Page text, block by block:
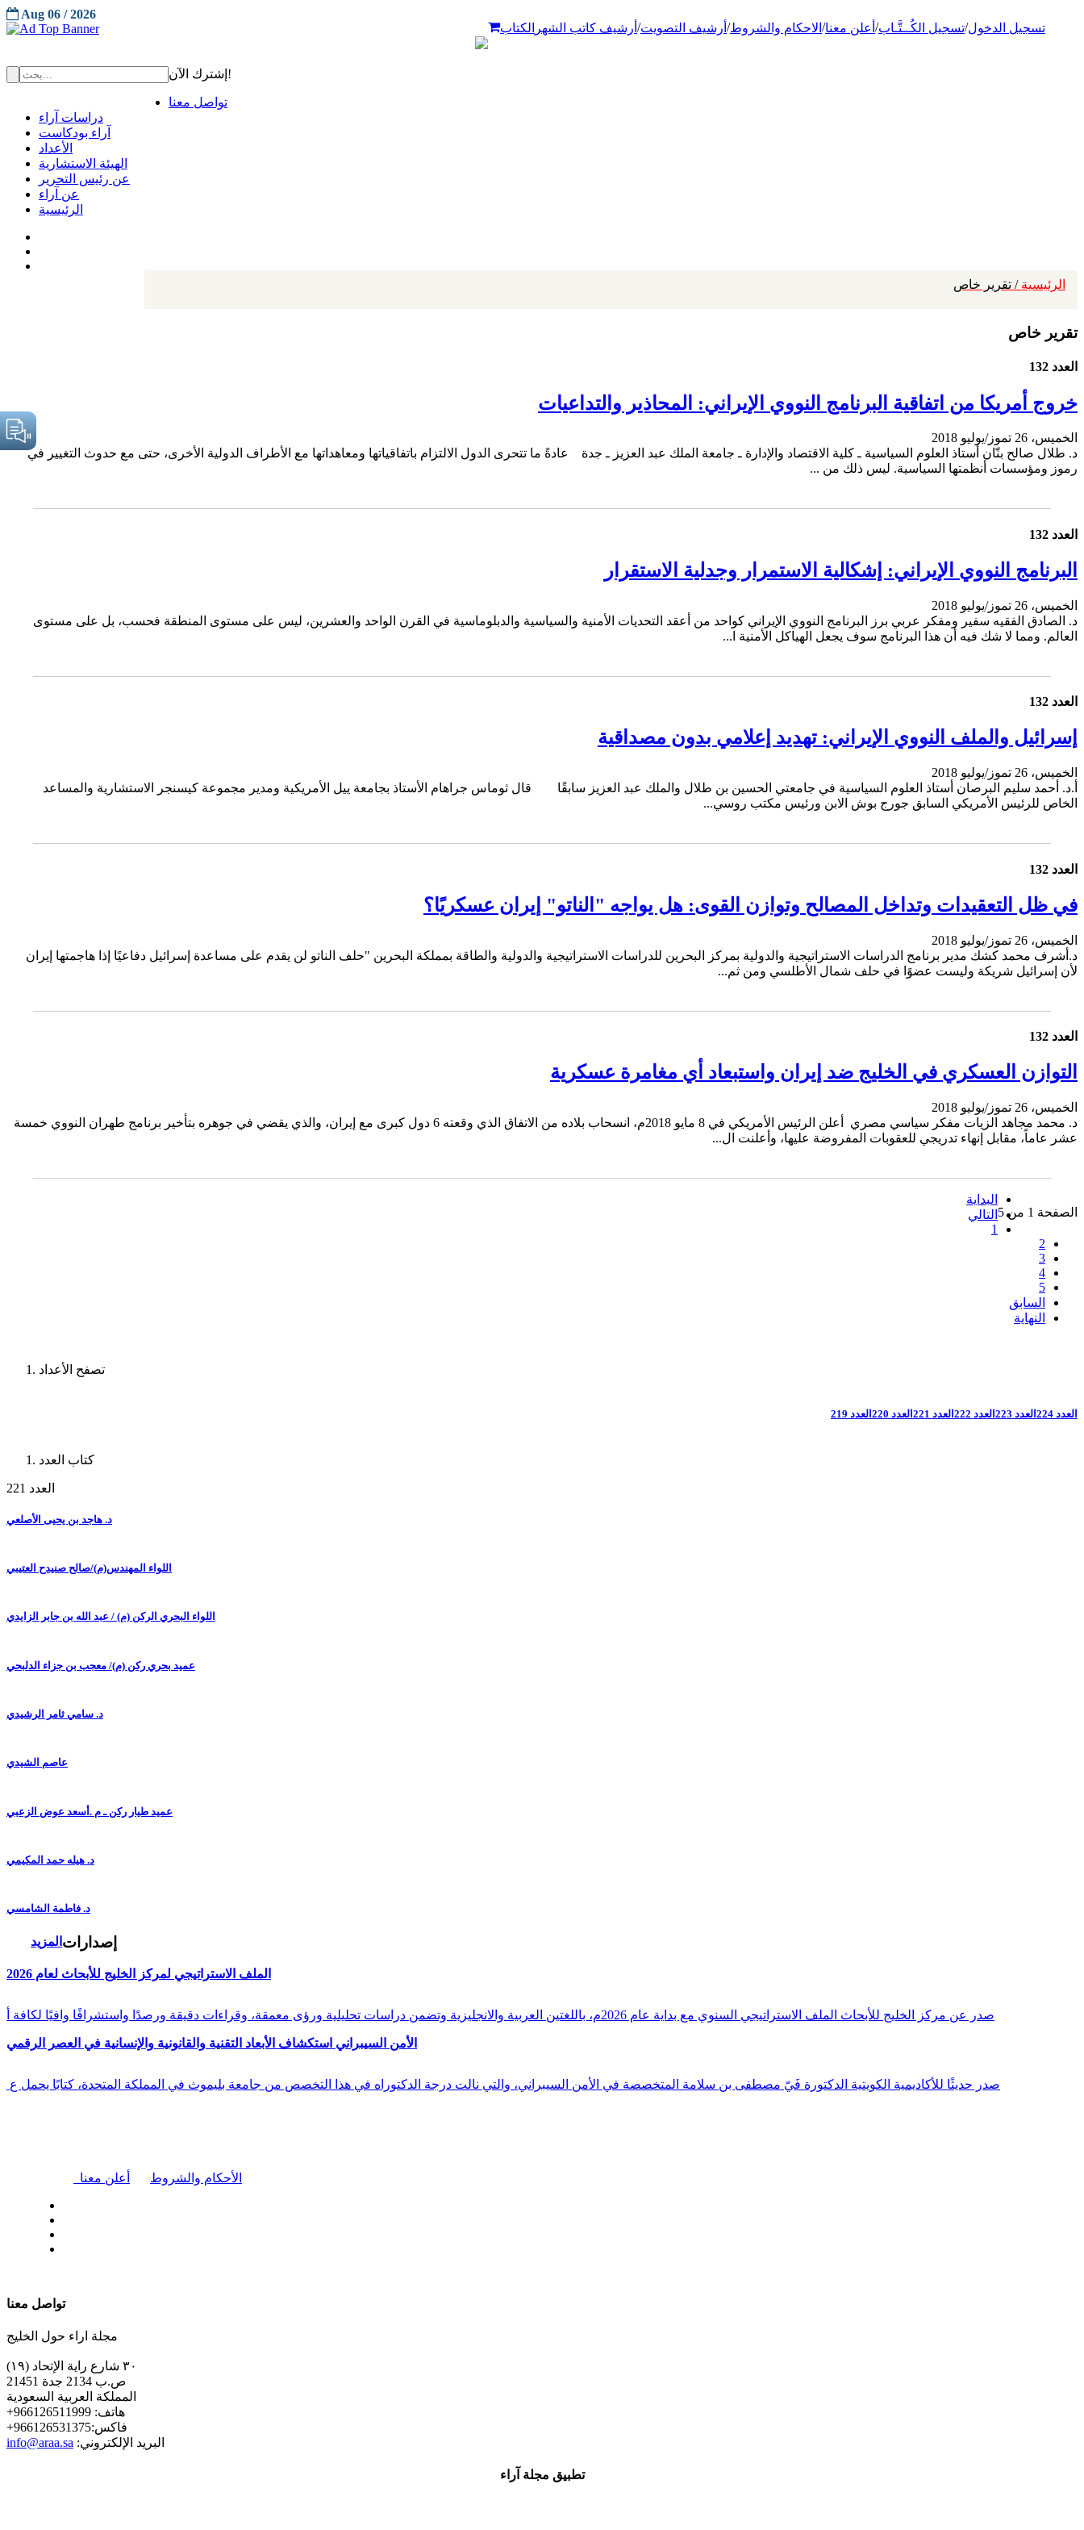
تسجيل الدخول/تسجيل الكُــتَّـاب/ أعلن معنا/ الاحكام والشروط/ أرشيف التصويت/ أرشيف كاتب الشهر الكتاب
Aug 06 / 2026
إشترك الآن!
تواصل معنا
دراسات آراء
آراء بودكاست
الأعداد
الهيئة الاستشارية
عن رئيس التحرير
عن آراء
الرئيسية
الرئيسية / تقرير خاص
تقرير خاص
العدد 132
خروج أمريكا من اتفاقية البرنامج النووي الإيراني: المحاذير والتداعيات
الخميس، 26 تموز/يوليو 2018
د. طلال صالح بنّان أستاذ العلوم السياسية ـ كلية الاقتصاد والإدارة ـ جامعة الملك عبد العزيز ـ جدة عادةً ما تتحرى الدول الالتزام باتفاقياتها ومعاهداتها مع الأطراف الدولية الأخرى، حتى مع حدوث التغيير في
رموز ومؤسسات أنظمتها السياسية. ليس ذلك من ...
العدد 132
البرنامج النووي الإيراني: إشكالية الاستمرار وجدلية الاستقرار
الخميس، 26 تموز/يوليو 2018
د. الصادق الفقيه سفير ومفكر عربي برز البرنامج النووي الإيراني كواحد من أعقد التحديات الأمنية والسياسية والدبلوماسية في القرن الواحد والعشرين، ليس على مستوى المنطقة فحسب، بل على مستوى
العالم. ومما لا شك فيه أن هذا البرنامج سوف يجعل الهياكل الأمنية ا...
العدد 132
إسرائيل والملف النووي الإيراني: تهديد إعلامي بدون مصداقية
الخميس، 26 تموز/يوليو 2018
أ.د. أحمد سليم البرصان أستاذ العلوم السياسية في جامعتي الحسين بن طلال والملك عبد العزيز سابقًا قال ثوماس جراهام الأستاذ بجامعة ييل الأمريكية ومدير مجموعة كيسنجر الاستشارية والمساعد
الخاص للرئيس الأمريكي السابق جورج بوش الابن ورئيس مكتب روسي...
العدد 132
في ظل التعقيدات وتداخل المصالح وتوازن القوى: هل يواجه "الناتو" إيران عسكريًا؟
الخميس، 26 تموز/يوليو 2018
د.أشرف محمد كشك مدير برنامج الدراسات الاستراتيجية والدولية بمركز البحرين للدراسات الاستراتيجية والدولية والطاقة بمملكة البحرين "حلف الناتو لن يقدم على مساعدة إسرائيل دفاعيًا إذا هاجمتها إيران
لأن إسرائيل شريكة وليست عضوًا في حلف شمال الأطلسي ومن ثم...
العدد 132
التوازن العسكري في الخليج ضد إيران واستبعاد أي مغامرة عسكرية
الخميس، 26 تموز/يوليو 2018
د. محمد مجاهد الزيات مفكر سياسي مصري أعلن الرئيس الأمريكي في 8 مايو 2018م، انسحاب بلاده من الاتفاق الذي وقعته 6 دول كبرى مع إيران، والذي يقضي في جوهره بتأخير برنامج طهران النووي خمسة
عشر عاماً، مقابل إنهاء تدريجي للعقوبات المفروضة عليها، وأعلنت ال...
الصفحة 1 من 5
البداية
التالي
1
2
3
4
5
السابق
النهاية
تصفح الأعداد
العدد 224 العدد 223 العدد 222 العدد 221 العدد 220 العدد 219
كتاب العدد
العدد 221
د. هاجد بن يحيى الأصلعي
اللواء المهندس(م)/صالح صنيدح العتيبي
اللواء البحري الركن (م) / عبد الله بن جابر الزايدي
عميد بحري ركن (م)/ معجب بن جزاء الدلبحي
د. سامي ثامر الرشيدي
عاصم الشيدي
عميد طيار ركن ـ م .أسعد عوض الزعبي
د. هيله حمد المكيمي
د. فاطمة الشامسي
المزيد إصدارات
الملف الاستراتيجي لمركز الخليج للأبحاث لعام 2026
صدر عن مركز الخليج للأبحاث الملف الاستراتيجي السنوي مع بداية عام 2026م، باللغتين العربية والانجليزية وتضمن دراسات تحليلية ورؤى معمقة، وقراءات دقيقة ورصدًا واستشرافًا وافيًا لكافة أ
الأمن السيبراني استكشاف الأبعاد التقنية والقانونية والإنسانية في العصر الرقمي
صدر حديثًا للأكاديمية الكويتية الدكتورة فَيّ مصطفى بن سلامة المتخصصة في الأمن السيبراني، والتي نالت درجة الدكتوراه في هذا التخصص من جامعة بليموث في المملكة المتحدة، كتابًا يحمل ع
أعلن معنا الأحكام والشروط
تواصل معنا
مجلة اراء حول الخليج
٣٠ شارع راية الإتحاد (١٩)
ص.ب 2134 جدة 21451
المملكة العربية السعودية
+هاتف: 966126511999
+فاكس:966126531375
info@araa.sa :البريد الإلكتروني
تطبيق مجلة آراء